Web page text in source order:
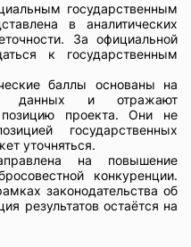
государственным
в аналитических
За официальной
к государственным
баллы основаны на
данных и отражают
позицию проекта. Они не
государственных
уточняться.
на повышение
конкуренции.
законодательства об
результатов остаётся на